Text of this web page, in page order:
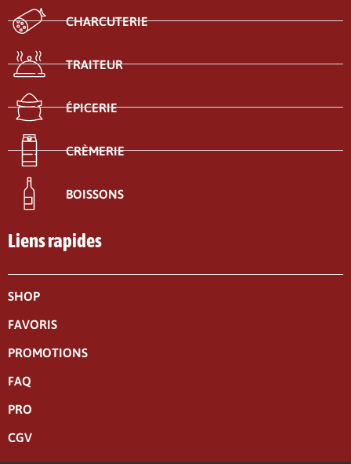
CHARCUTERIE
TRAITEUR
ÉPICERIE
CRÈMERIE
BOISSONS
Liens rapides
SHOP
FAVORIS
PROMOTIONS
FAQ
PRO
CGV